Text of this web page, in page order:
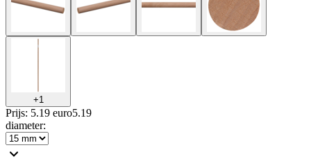
+1
Prijs: 5.19 euro5.19
diameter: